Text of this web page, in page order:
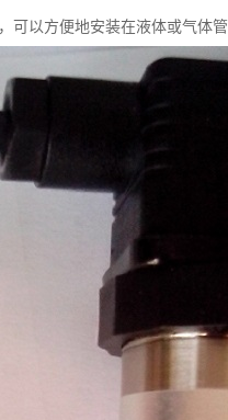
以方便地安装在液体或气体